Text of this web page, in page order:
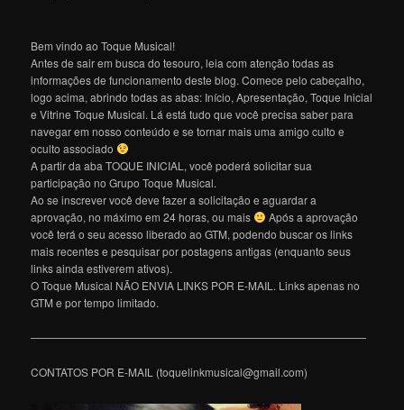
Bem vindo ao Toque Musical!
Antes de sair em busca do tesouro, leia com atenção todas as
informações de funcionamento deste blog. Comece pelo cabeçalho,
logo acima, abrindo todas as abas: Início, Apresentação, Toque Inicial
e Vitrine Toque Musical. Lá está tudo que você precisa saber para
navegar em nosso conteúdo e se tornar mais uma amigo culto e
oculto associado
A partir da aba TOQUE INICIAL, você poderá solicitar sua
participação no Grupo Toque Musical.
Ao se inscrever você deve fazer a solicitação e aguardar a
aprovação, no máximo em 24 horas, ou mais
Após a aprovação
você terá o seu acesso liberado ao GTM, podendo buscar os links
mais recentes e pesquisar por postagens antigas (enquanto seus
links ainda estiverem ativos).
O Toque Musical NÃO ENVIA LINKS POR E-MAIL. Links apenas no
GTM e por tempo limitado.
———————————————————————————————
CONTATOS POR E-MAIL (toquelinkmusical@gmail.com)